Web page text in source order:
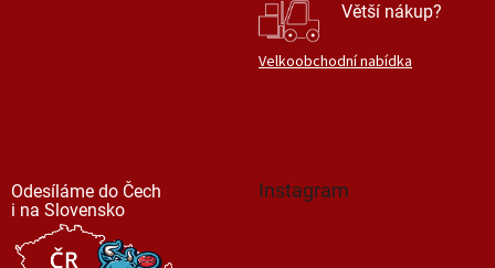
Větší nákup?
Velkoobchodní nabídka
Odesíláme do Čech
i na Slovensko
Instagram